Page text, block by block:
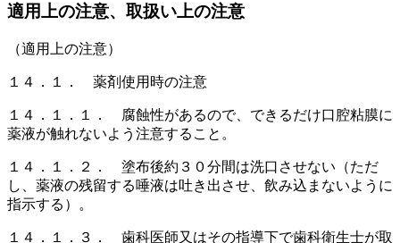
適用上の注意、取扱い上の注意
（適用上の注意）
１４．１． 薬剤使用時の注意
１４．１．１． 腐蝕性があるので、できるだけ口腔粘膜に
薬液が触れないよう注意すること。
１４．１．２． 塗布後約３０分間は洗口させない（ただ
し、薬液の残留する唾液は吐き出させ、飲み込まないように
指示する）。
１４．１．３． 歯科医師又はその指導下で歯科衛生士が取